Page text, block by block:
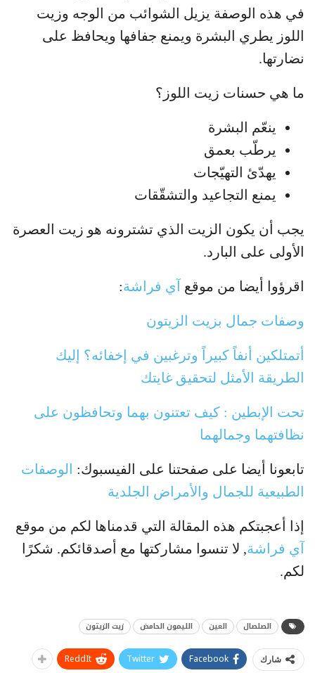
في هذه الوصفة يزيل الشوائب من الوجه وزيت
اللوز يطري البشرة ويمنع جفافها ويحافظ على
نضارتها.
ما هي حسنات زيت اللوز؟
ينعّم البشرة
يرطّب بعمق
يهدّئ التهيّجات
يمنع التجاعيد والتشقّقات
يجب أن يكون الزيت الذي تشترونه هو زيت العصرة
الأولى على البارد.
اقرؤوا أيضا من موقع آي فراشة:
وصفات جمال بزيت الزيتون
أتمتلكين أنفاً كبيراً وترغبين في إخفائه؟ إليك
الطريقة الأمثل لتحقيق غايتك
تحت الإبطين : كيف تعتنون بهما وتحافظون على
نظافتهما وجمالهما
تابعونا أيضا على صفحتنا على الفيسبوك: الوصفات
الطبيعية للجمال والأمراض الجلدية
إذا أعجبتكم هذه المقالة التي قدمناها لكم من موقع
آي فراشة, لا تنسوا مشاركتها مع أصدقائكم. شكرًا
لكم.
الصلصال العين الليمون الحامض زيت الزيتون
شارك Facebook
Twitter
ReddIt